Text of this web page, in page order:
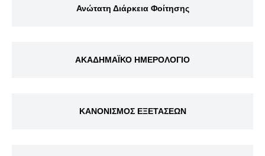
Ανώτατη Διάρκεια Φοίτησης
ΑΚΑΔΗΜΑΪΚΟ ΗΜΕΡΟΛΟΓΙΟ
ΚΑΝΟΝΙΣΜΟΣ ΕΞΕΤΑΣΕΩΝ